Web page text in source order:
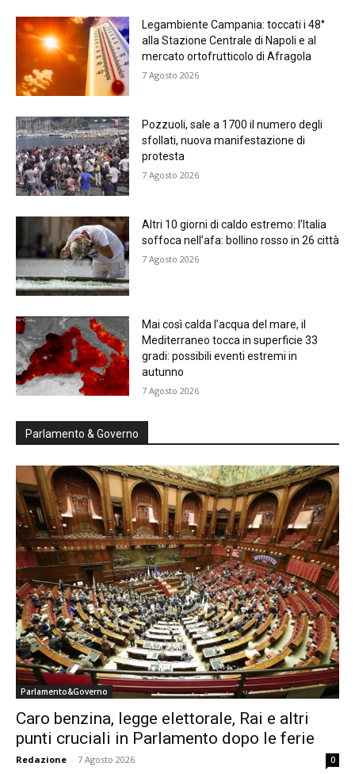
Legambiente Campania: toccati i 48°
alla Stazione Centrale di Napoli e al
mercato ortofrutticolo di Afragola
7 Agosto 2026
Pozzuoli, sale a 1700 il numero degli
sfollati, nuova manifestazione di
protesta
7 Agosto 2026
Altri 10 giorni di caldo estremo: l’Italia
soffoca nell’afa: bollino rosso in 26 città
7 Agosto 2026
Mai così calda l’acqua del mare, il
Mediterraneo tocca in superficie 33
gradi: possibili eventi estremi in
autunno
7 Agosto 2026
Parlamento & Governo
Parlamento&Governo
Caro benzina, legge elettorale, Rai e altri
punti cruciali in Parlamento dopo le ferie
Redazione - 7 Agosto 2026 0